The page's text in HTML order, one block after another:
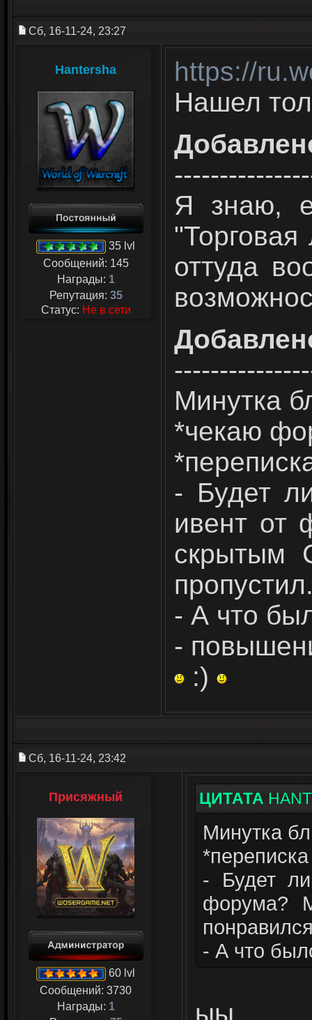
Сб, 16-11-24, 23:27
Hantersha
35 lvl
Сообщений: 145
Награды: 1
Репутация: 35
Статус: Не в сети
https://
Нашел
Я знаю,
оттуда
Минутка
*чекаю
- Будет
ивент от
скрытым
- А что
-
:)
Сб, 16-11-24, 23:42
Присяжный
60 lvl
Сообщений: 3730
Награды: 1
ЦИТАТА
Минутка
- Будет
форума?
- А что
ыы